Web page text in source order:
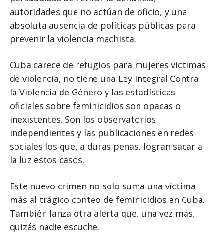
autoridades que no actúan de oficio, y una
absoluta ausencia de políticas públicas para
prevenir la violencia machista.
Cuba carece de refugios para mujeres víctimas
de violencia, no tiene una Ley Integral Contra
la Violencia de Género y las estadísticas
oficiales sobre feminicidios son opacas o
inexistentes. Son los observatorios
independientes y las publicaciones en redes
sociales los que, a duras penas, logran sacar a
la luz estos casos.
Este nuevo crimen no solo suma una víctima
más al trágico conteo de feminicidios en Cuba.
También lanza otra alerta que, una vez más,
quizás nadie escuche.